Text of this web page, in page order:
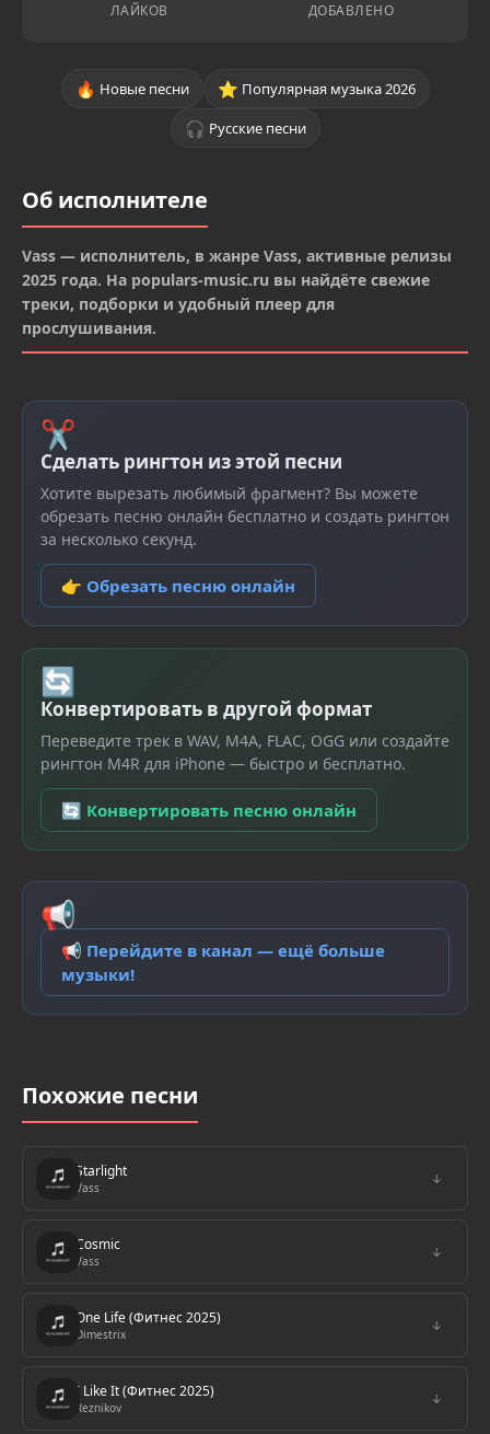
ЛАЙКОВ ДОБАВЛЕНО
🔥 Новые песни ⭐ Популярная музыка 2026
🎧 Русские песни
Об исполнителе
Vass — исполнитель, в жанре Vass, активные релизы
2025 года. На populars-music.ru вы найдёте свежие
треки, подборки и удобный плеер для
прослушивания.
✂
Сделать рингтон из этой песни
Хотите вырезать любимый фрагмент? Вы можете
обрезать песню онлайн бесплатно и создать рингтон
за несколько секунд.
👉 Обрезать песню онлайн
🔄
Конвертировать в другой формат
Переведите трек в WAV, M4A, FLAC, OGG или создайте
рингтон M4R для iPhone — быстро и бесплатно.
🔄 Конвертировать песню онлайн
📢
📢 Перейдите в канал — ещё больше
музыки!
Похожие песни
Starlight
Vass
↓
Cosmic
Vass
↓
One Life (Фитнес 2025)
Dimestrix
↓
I Like It (Фитнес 2025)
Reznikov
↓